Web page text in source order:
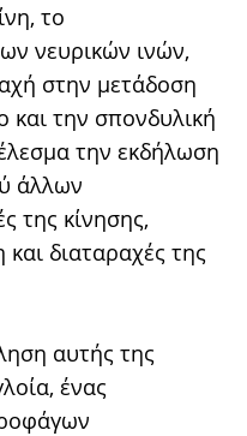
το
νευρικών ινών,
στην μετάδοση
την σπονδυλική
την εκδήλωση
άλλων
της κίνησης,
διαταραχές της
αυτής της
ένας